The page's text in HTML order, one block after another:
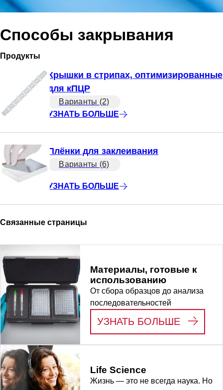
Способы закрывания
Продукты
Крышки в стрипах, оптимизированные
для кПЦР
Варианты (2)
УЗНАТЬ БОЛЬШЕ
Плёнки для заклеивания
Варианты (6)
УЗНАТЬ БОЛЬШЕ
Связанные страницы
Материалы, готовые к
использованию
От сбора образцов до анализа
последовательностей
УЗНАТЬ БОЛЬШЕ
Life Science
Жизнь — это не всегда наука. Но